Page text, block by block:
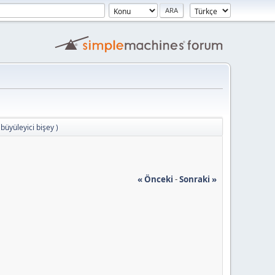
bişey )
« Önceki -Sonraki »